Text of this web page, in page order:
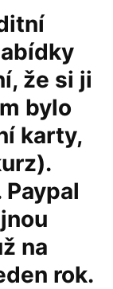
že si ji
bylo
karty,
na
rok.